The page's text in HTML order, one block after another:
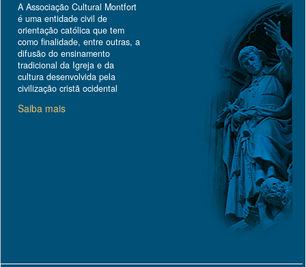
A Associação Cultural Montfort
é uma entidade civil de
orientação católica que tem
como finalidade, entre outras, a
difusão do ensinamento
tradicional da Igreja e da
cultura desenvolvida pela
civilização cristã ocidental
Saiba mais